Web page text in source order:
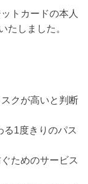
トカードの本人
たしました。
クが高いと判断
る1度きりのパス
ためのサービス